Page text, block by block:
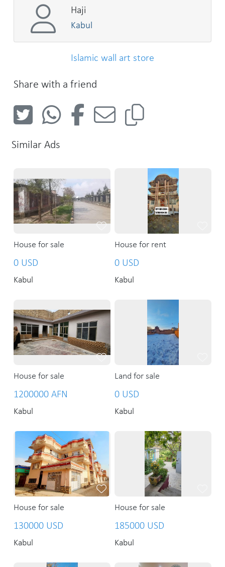
Haji
Kabul
Islamic wall art store
Share with a friend
Similar Ads
House for sale
0 USD
Kabul
House for rent
0 USD
Kabul
House for sale
1200000 AFN
Kabul
Land for sale
0 USD
Kabul
House for sale
130000 USD
Kabul
House for sale
185000 USD
Kabul